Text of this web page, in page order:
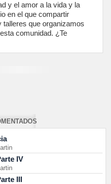
y el amor a la vida y la
en el que compartir
talleres que organizamos
comunidad. ¿Te
IV
III